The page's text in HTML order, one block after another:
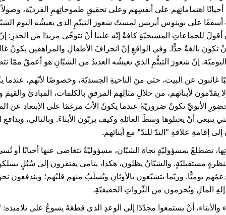
أحيانًا اهتماماتِهم على أنفسِهم وعلى تحقيقِ طموحاتِهمِ الفرديّة،
على بوينوس أيريس لمستُ شعورَ التيتّمِ الذي يعيشُه اليوم
أقولَ للجماعاتِ المسيحيّةِ كافةً إنّه علينا أنْ نتوخّى مزيدًا من
بالغةً جدًّا. وفي الواقعِ إنّ انحرافَ الأطفالِ والمراهقين يكونُ
إنّ شعورَ التيتُّمِ الذي يعيشُه العديدُ من الشبّانِ هو أعمقُ ممّا
غالبًا غائبون عن البيت، حتى منَ الناحيةِ الجسديّة، وخصوصًا لأنّهم،
يقدّمون لأبنائهم، من خلالِ مثالِهم المرفقِ بالكلمات، المبادئَ والقيمَ
الأبويِّ تكونُ ضروريّةً عندما يكونُ الأبُ مرغمًا على الإبتعادِ عن
ينبغي أنْ يحتلوها وسطَ العائلةِ وكيف يربّون الأبناءَ. وبالتالي،
إقامةِ علاقةِ "الندّ للندّ" مع أبنائهم.
تضطلعُ بمسؤوليّةٍ تجاهَ الشبّان، مسؤوليّةٌ تتغاضى عنها أحيانًا أو
مستقبليّةٍ. والشبّانُ يظلون، هكذا، يتامى يفتقرون إلى سُبُلٍ
يوميًّا. وربّما يتشبّعون بالأوثانِ ويُسلَبُ منهم قلبُهم؛ ويندفعون نحوَ
المالِ ويُحرَمون من الثّرواتِ الحقيقيّةِ.